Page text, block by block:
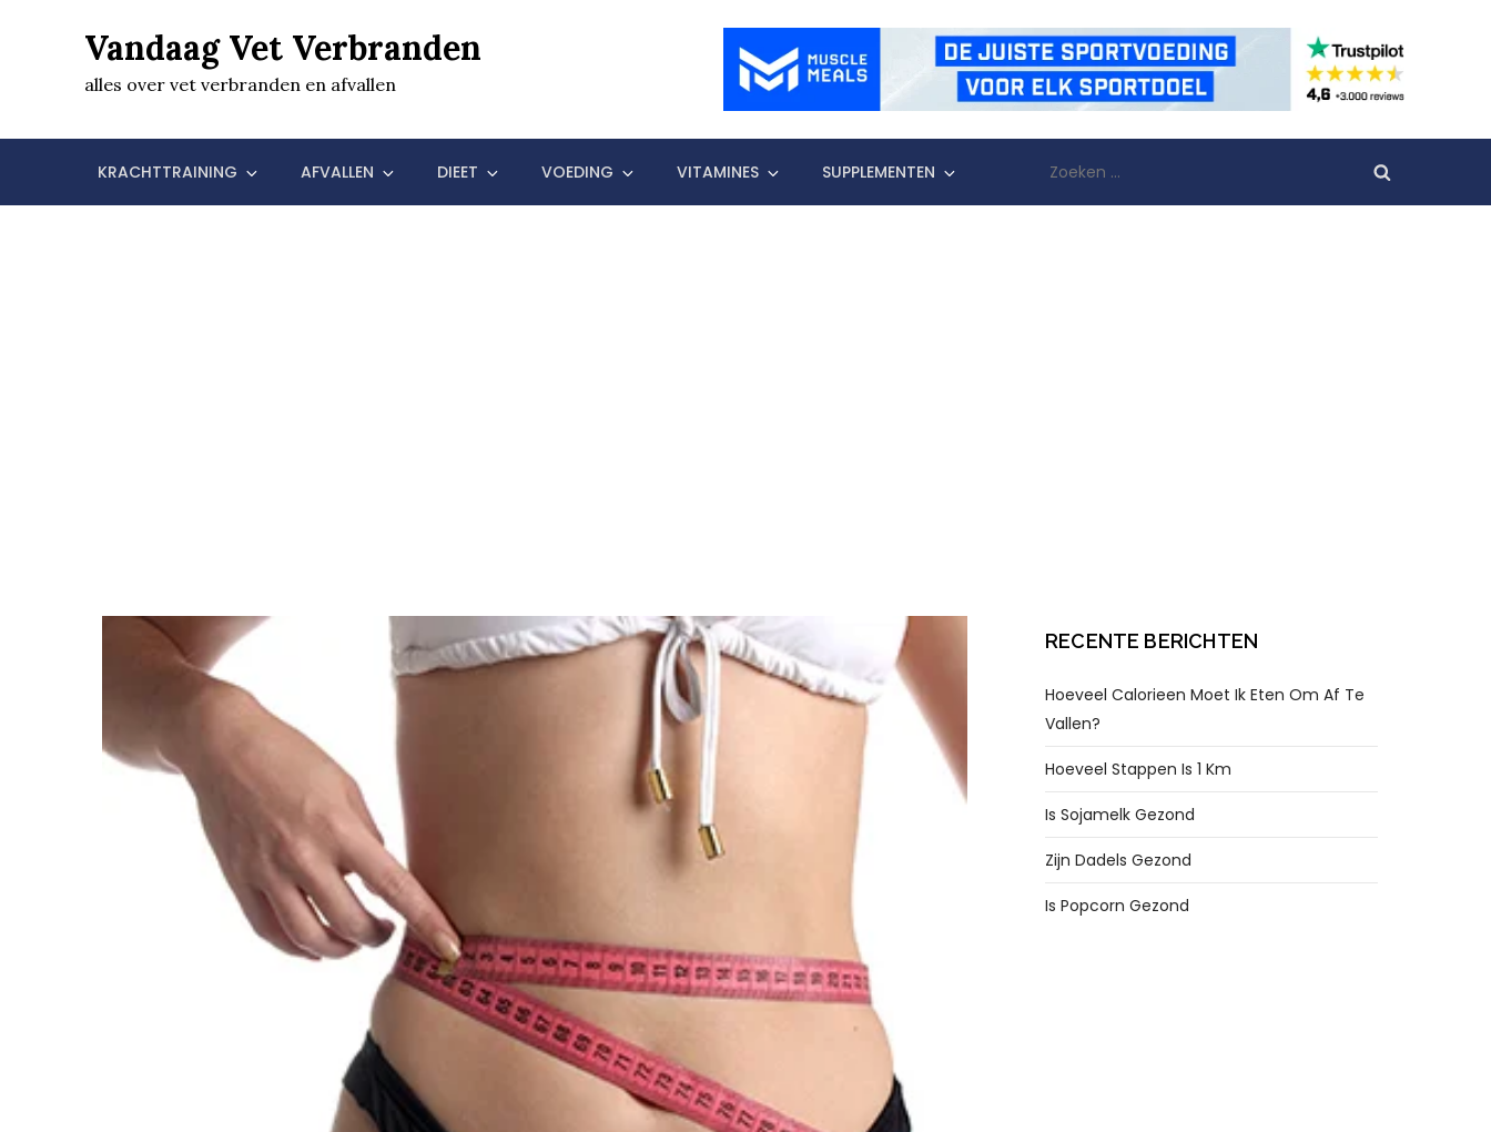
Vandaag Vet Verbranden
alles over vet verbranden en afvallen
KRACHTTRAINING AFVALLEN DIEET VOEDING VITAMINES SUPPLEMENTEN
naar:
RECENTE BERICHTEN
Hoeveel Calorieen Moet Ik Eten Om Af Te
Vallen?
Hoeveel Stappen Is 1 Km
Is Sojamelk Gezond
Zijn Dadels Gezond
Is Popcorn Gezond